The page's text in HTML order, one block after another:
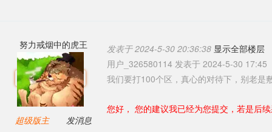
努力戒烟中的虎王
超级版主 发消息
发表于 2024-5-30 20:36:38 显示全部楼层
用户_326580114 发表于 2024-5-30 17:45
我们要打100个区，真心的对待下，别老是
您好， 您的建议我已经为您提交，若是后